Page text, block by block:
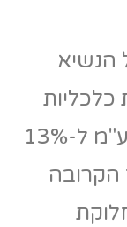
הנשיא
קשות, ביניהן העלאת אחוז המע"מ ל-13%